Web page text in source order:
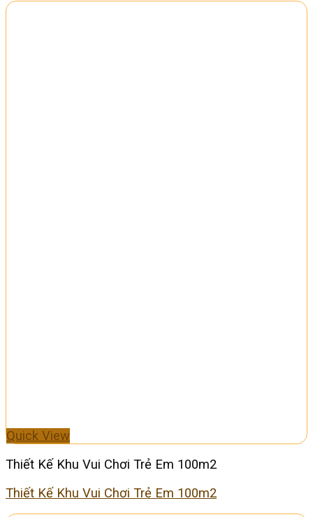
Quick View
Thiết Kế Khu Vui Chơi Trẻ Em 100m2
Thiết Kế Khu Vui Chơi Trẻ Em 100m2